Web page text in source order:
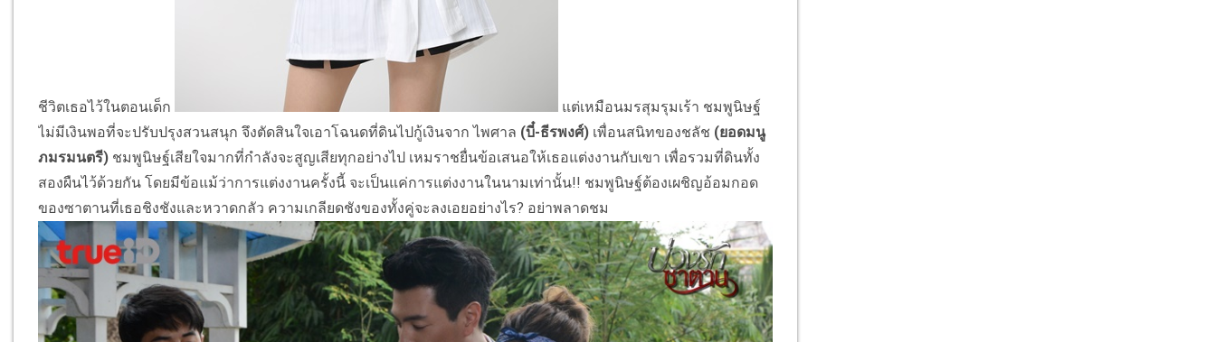
ชีวิตเธอไว้ในตอนเด็ก
แต่เหมือนมรสุมรุมเร้า ชมพูนิษฐ์
ไม่มีเงินพอที่จะปรับปรุงสวนสนุก จึงตัดสินใจเอาโฉนดที่ดินไปกู้เงินจาก ไพศาล (บี๋-ธีรพงศ์) เพื่อนสนิทของชลัช (ยอดมนู
ภมรมนตรี) ชมพูนิษฐ์เสียใจมากที่กำลังจะสูญเสียทุกอย่างไป เหมราชยื่นข้อเสนอให้เธอแต่งงานกับเขา เพื่อรวมที่ดินทั้ง
สองผืนไว้ด้วยกัน โดยมีข้อแม้ว่าการแต่งงานครั้งนี้ จะเป็นแค่การแต่งงานในนามเท่านั้น!! ชมพูนิษฐ์ต้องเผชิญอ้อมกอด
ของซาตานที่เธอชิงชังและหวาดกลัว ความเกลียดชังของทั้งคู่จะลงเอยอย่างไร? อย่าพลาดชม